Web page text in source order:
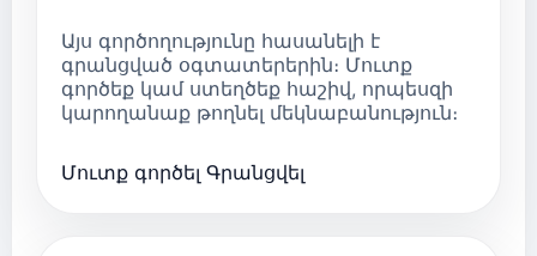
Այս գործողությունը հասանելի է
գրանցված օգտատերերին։ Մուտք
գործեք կամ ստեղծեք հաշիվ, որպեսզի
կարողանաք թողնել մեկնաբանություն։
Մուտք գործել Գրանցվել